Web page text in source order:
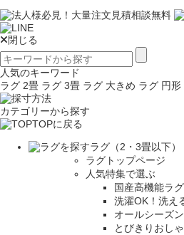
閉じる
人気のキーワード
ラグ 2畳 ラグ 3畳 ラグ 大きめ ラグ 円形
カテゴリーから探す
TOPに戻る
ラグ（2・3畳以下）
ラグトップページ
人気特集で選ぶ
国産高機能ラグ
洗濯OK！洗え
オールシーズ
とびきりおし